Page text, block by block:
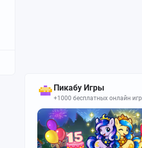
Пикабу Игры
+1000 бесплатных онлайн игр